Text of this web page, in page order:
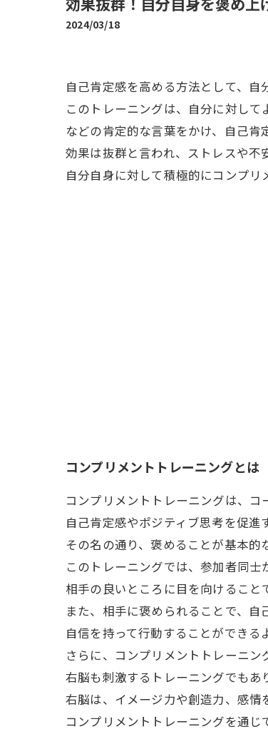
2024/03/18
自己肯定感を高める方法として、自
このトレーニングは、自分に対して
などの肯定的な言葉をかけ、自己肯
効果は抜群と言われ、ストレスや不
自分自身に対して積極的にコンプリ
コンプリメントトレーニングとは
コンプリメントトレーニングは、コ
自己肯定感やポジティブ思考を促進
その名の通り、褒めることが基本的
このトレーニングでは、参加者同士
相手の良いところに目を向けること
また、相手に褒められることで、自
自信を持って行動することができる
さらに、コンプリメントトレーニン
右脳も刺激するトレーニングでもあ
右脳は、イメージ力や創造力、感情
コンプリメントトレーニングを通じ